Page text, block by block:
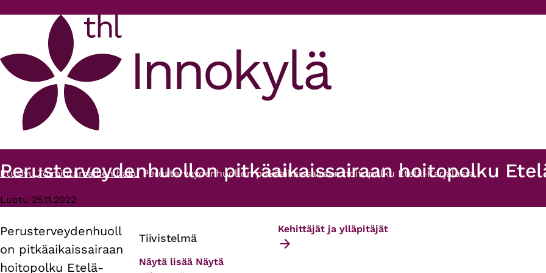
Murupolku
Etusivu Toimintamallien haku Perusterveydenhuollon pitkäaikaissairaan hoitopolku Etelä-Karjalassa
Perusterveydenhuollon pitkäaikaissairaan hoitopolku
Luotu 25.11.2022
Primary
tabs
Perusterveydenhuoll
on pitkäaikaissairaan
hoitopolku Etelä-
Tiivistelmä
Näytä lisää Näytä
Kehittäjät ja ylläpitäjät